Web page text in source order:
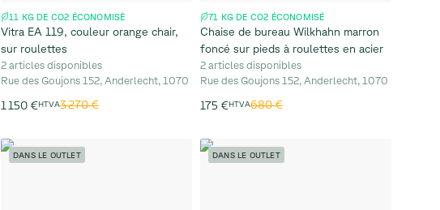
11 KG DE CO2 ÉCONOMISÉ
Vitra EA 119, couleur orange chair,
sur roulettes
2 articles disponibles
Rue des Goujons 152, Anderlecht, 1070
1 150 €HTVA3 270 €
71 KG DE CO2 ÉCONOMISÉ
Chaise de bureau Wilkhahn marron
foncé sur pieds à roulettes en acier
2 articles disponibles
Rue des Goujons 152, Anderlecht, 1070
175 €HTVA680 €
DANS LE OUTLET DANS LE OUTLET